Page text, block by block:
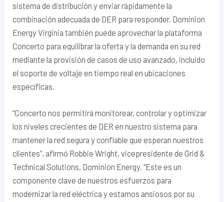
sistema de distribución y enviar rápidamente la
combinación adecuada de DER para responder. Dominion
Energy Virginia también puede aprovechar la plataforma
Concerto para equilibrar la oferta y la demanda en su red
mediante la provisión de casos de uso avanzado, incluido
el soporte de voltaje en tiempo real en ubicaciones
específicas.
“Concerto nos permitirá monitorear, controlar y optimizar
los niveles crecientes de DER en nuestro sistema para
mantener la red segura y confiable que esperan nuestros
clientes”, afirmó Robbie Wright, vicepresidente de Grid &
Technical Solutions, Dominion Energy. “Este es un
componente clave de nuestros esfuerzos para
modernizar la red eléctrica y estamos ansiosos por su